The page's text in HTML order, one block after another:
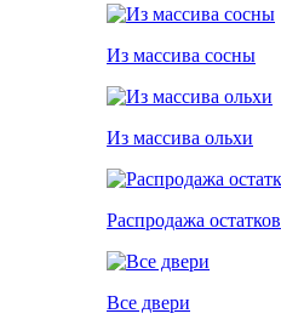
Из массива сосны
Из массива ольхи
Распродажа остатков
Все двери